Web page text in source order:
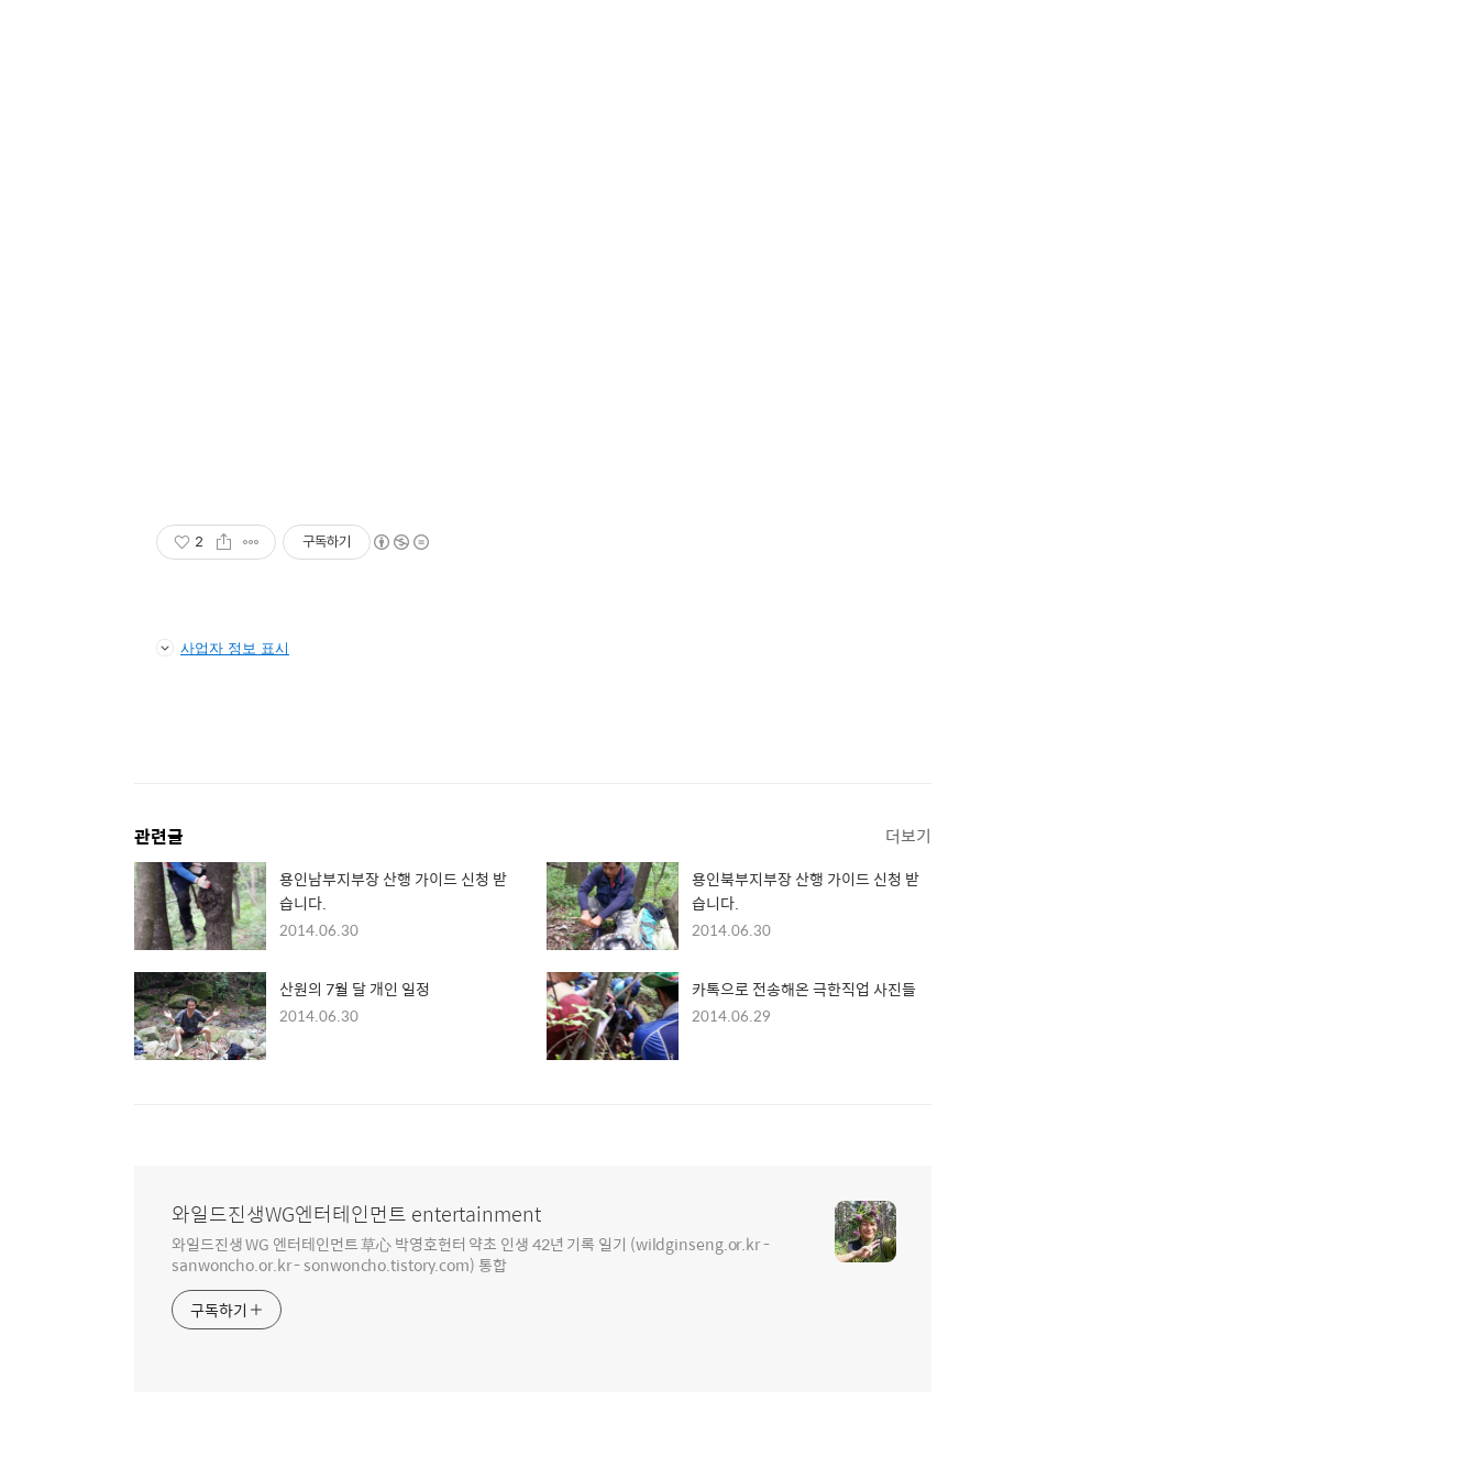
2 구독하기
사업자 정보 표시
관련글 더보기
용인남부지부장 산행 가이드 신청 받
습니다.
2014.06.30
용인북부지부장 산행 가이드 신청 받
습니다.
2014.06.30
산원의 7월 달 개인 일정
2014.06.30
카톡으로 전송해온 극한직업 사진들
2014.06.29
와일드진생WG엔터테인먼트 entertainment
와일드진생 WG 엔터테인먼트 草心 박영호헌터 약초 인생 42년 기록 일기 (wildginseng.or.kr -
sanwoncho.or.kr - sonwoncho.tistory.com) 통합
구독하기